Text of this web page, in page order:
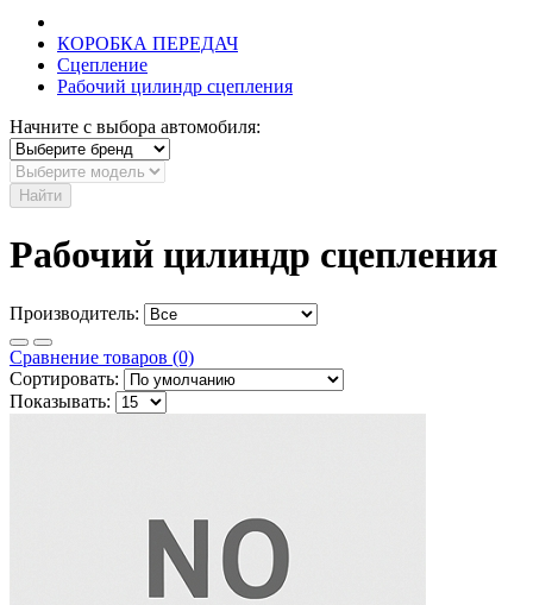
КОРОБКА ПЕРЕДАЧ
Сцепление
Рабочий цилиндр сцепления
Начните с выбора автомобиля:
Найти
Рабочий цилиндр сцепления
Производитель:
Сравнение товаров (0)
Сортировать:
Показывать: